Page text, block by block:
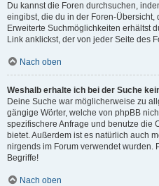
Du kannst die Foren durchsuchen,
eingibst, die du in der Foren-
Erweiterte Suchmöglichkeiten erhältst
Link anklickst, der von jeder Seite des
Nach oben
Weshalb erhalte ich bei der Suche
Deine Suche war möglicherweise zu
gängige Wörter, welche von phpBB
spezifischere Anfrage und benutze die
bietet. Außerdem ist es natürlich auch
nirgends im Forum verwendet wurden.
Begriffe!
Nach oben